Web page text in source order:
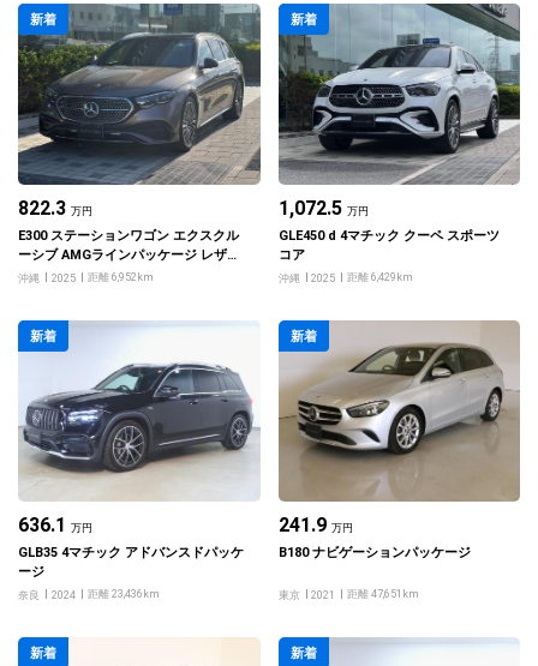
新着
822.3 万円
E300 ステーションワゴン エクスクル
ーシブ AMGラインパッケージ レザー
エクスクルーシブパッケージ
沖縄 2025 距離 6,952km
新着
1,072.5 万円
GLE450 d 4マチック クーペ スポーツ
コア
沖縄 2025 距離 6,429km
新着
636.1 万円
GLB35 4マチック アドバンスドパッケ
ージ
奈良 2024 距離 23,436km
新着
241.9 万円
B180 ナビゲーションパッケージ
東京 2021 距離 47,651km
新着 新着